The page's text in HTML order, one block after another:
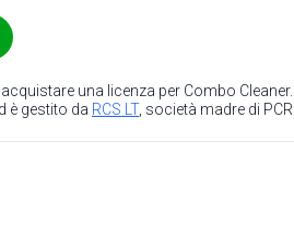
una licenza per Combo
è gestito da RCS LT, società madre di